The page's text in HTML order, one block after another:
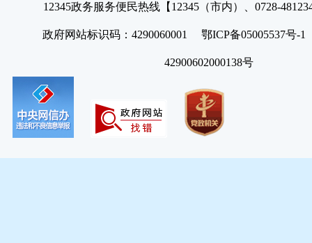
12345政务服务便民热线【12345（市内）、0728-
政府网站标识码：4290060001 鄂ICP备05005537号
42900602000138号